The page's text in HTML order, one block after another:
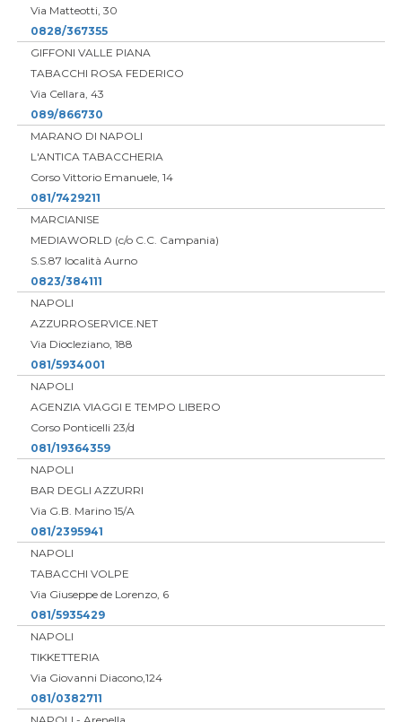
Via Matteotti, 30
0828/367355
GIFFONI VALLE PIANA
TABACCHI ROSA FEDERICO
Via Cellara, 43
089/866730
MARANO DI NAPOLI
L'ANTICA TABACCHERIA
Corso Vittorio Emanuele, 14
081/7429211
MARCIANISE
MEDIAWORLD (c/o C.C. Campania)
S.S.87 località Aurno
0823/384111
NAPOLI
AZZURROSERVICE.NET
Via Diocleziano, 188
081/5934001
NAPOLI
AGENZIA VIAGGI E TEMPO LIBERO
Corso Ponticelli 23/d
081/19364359
NAPOLI
BAR DEGLI AZZURRI
Via G.B. Marino 15/A
081/2395941
NAPOLI
TABACCHI VOLPE
Via Giuseppe de Lorenzo, 6
081/5935429
NAPOLI
TIKKETTERIA
Via Giovanni Diacono,124
081/0382711